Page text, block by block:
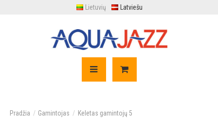
Lietuvių Latviešu
Gamintojas Keletas gamintojų 5